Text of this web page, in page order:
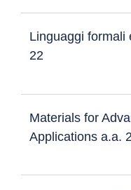
Linguaggi formali
22
Materials for
Applications a.a.